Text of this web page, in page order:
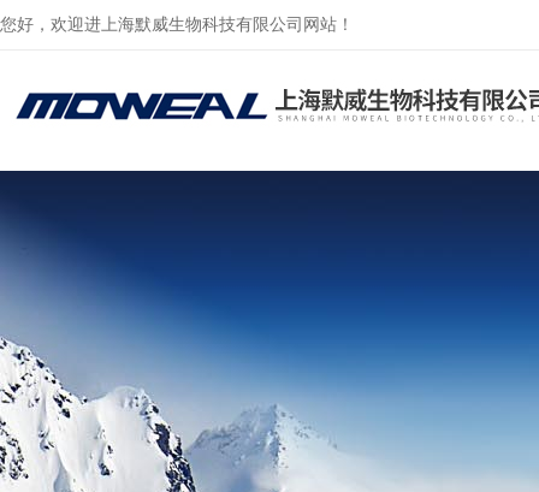
您好，欢迎进上海默威生物科技有限公司网站！